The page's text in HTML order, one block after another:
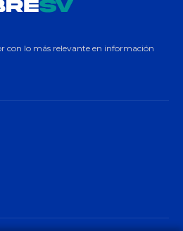
con lo más relevante en información